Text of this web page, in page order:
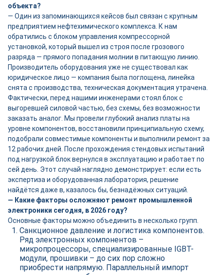
объекта?
— Один из запоминающихся кейсов был связан с крупным
предприятием нефтехимического комплекса. К нам
обратились с блоком управления компрессорной
установкой, который вышел из строя после грозового
разряда — прямого попадания молнии в питающую линию.
Производитель оборудования уже не существовал как
юридическое лицо — компания была поглощена, линейка
снята с производства, техническая документация утрачена.
Фактически, перед нашими инженерами стоял блок с
выгоревшей силовой частью, без схемы, без возможности
заказать аналог. Мы провели глубокий анализ платы на
уровне компонентов, восстановили принципиальную схему,
подобрали совместимые компоненты и выполнили ремонт за
12 рабочих дней. После прохождения стендовых испытаний
под нагрузкой блок вернулся в эксплуатацию и работает по
сей день. Этот случай наглядно демонстрирует: если есть
экспертиза и оборудованная лаборатория, решение
найдётся даже в, казалось бы, безнадёжных ситуаций.
— Какие факторы осложняют ремонт промышленной
электроники сегодня, в 2026 году?
Основные факторы можно объединить в несколько групп.
Санкционное давление и логистика компонентов.
Ряд электронных компонентов –
микропроцессоры, специализированные IGBT-
модули, прошивки – до сих пор сложно
приобрести напрямую. Параллельный импорт